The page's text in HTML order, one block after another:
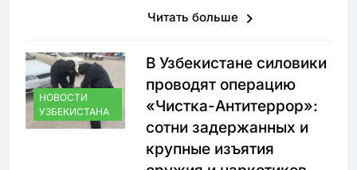
Читать больше
НОВОСТИ
УЗБЕКИСТАНА
В Узбекистане силовики
проводят операцию
«Чистка-Антитеррор»:
сотни задержанных и
крупные изъятия